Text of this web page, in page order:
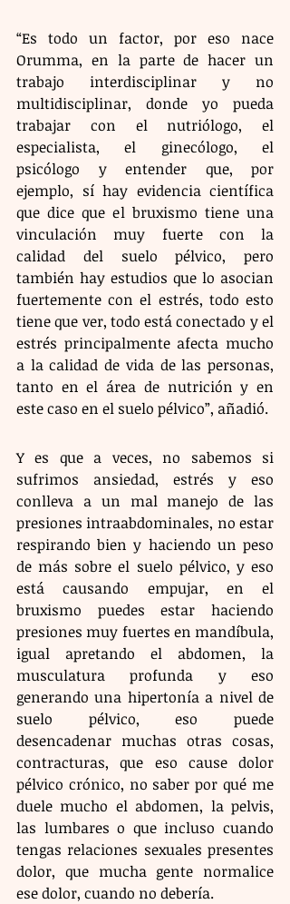
“Es todo un factor, por eso nace
Orumma, en la parte de hacer un
trabajo interdisciplinar y no
multidisciplinar, donde yo pueda
trabajar con el nutriólogo, el
especialista, el ginecólogo, el
psicólogo y entender que, por
ejemplo, sí hay evidencia científica
que dice que el bruxismo tiene una
vinculación muy fuerte con la
calidad del suelo pélvico, pero
también hay estudios que lo asocian
fuertemente con el estrés, todo esto
tiene que ver, todo está conectado y el
estrés principalmente afecta mucho
a la calidad de vida de las personas,
tanto en el área de nutrición y en
este caso en el suelo pélvico”, añadió.
Y es que a veces, no sabemos si
sufrimos ansiedad, estrés y eso
conlleva a un mal manejo de las
presiones intraabdominales, no estar
respirando bien y haciendo un peso
de más sobre el suelo pélvico, y eso
está causando empujar, en el
bruxismo puedes estar haciendo
presiones muy fuertes en mandíbula,
igual apretando el abdomen, la
musculatura profunda y eso
generando una hipertonía a nivel de
suelo pélvico, eso puede
desencadenar muchas otras cosas,
contracturas, que eso cause dolor
pélvico crónico, no saber por qué me
duele mucho el abdomen, la pelvis,
las lumbares o que incluso cuando
tengas relaciones sexuales presentes
dolor, que mucha gente normalice
ese dolor, cuando no debería.